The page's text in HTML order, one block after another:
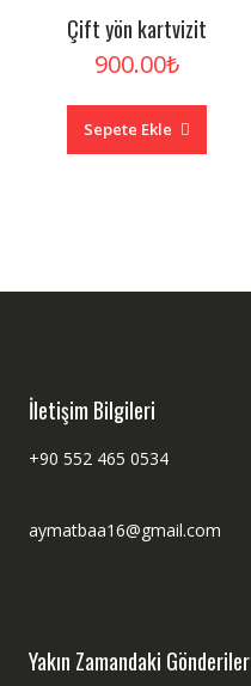
Çift yön kartvizit
900.00₺
Sepete Ekle
İletişim Bilgileri
+90 552 465 0534
aymatbaa16@gmail.com
Yakın Zamandaki Gönderiler